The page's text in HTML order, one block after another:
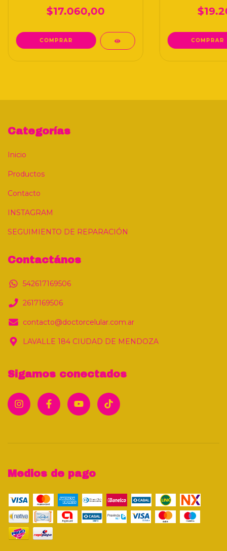
$17.060,00
Categorías
Inicio
Productos
Contacto
INSTAGRAM
SEGUIMIENTO DE REPARACIÓN
Contactános
542617169506
2617169506
contacto@doctorcelular.com.ar
LAVALLE 184 CIUDAD DE MENDOZA
Sigamos conectados
Medios de pago